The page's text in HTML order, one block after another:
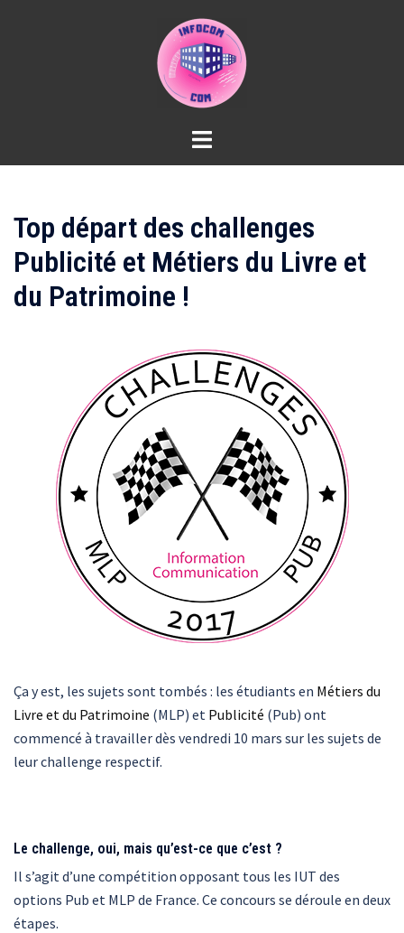
Top départ des challenges
Publicité et Métiers du Livre et
du Patrimoine !
Ça y est, les sujets sont tombés : les étudiants en Métiers du
Livre et du Patrimoine (MLP) et Publicité (Pub) ont
commencé à travailler dès vendredi 10 mars sur les sujets de
leur challenge respectif.
Le challenge, oui, mais qu’est-ce que c’est ?
Il s’agit d’une compétition opposant tous les IUT des
options Pub et MLP de France. Ce concours se déroule en deux
étapes.